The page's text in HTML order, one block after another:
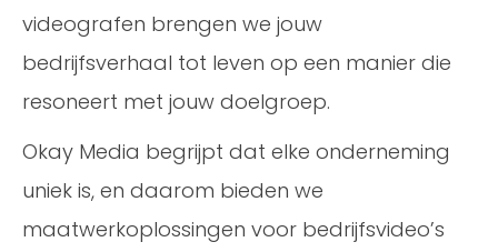
videografen brengen we jouw
bedrijfsverhaal tot leven op een manier die
resoneert met jouw doelgroep.
Okay Media begrijpt dat elke onderneming
uniek is, en daarom bieden we
maatwerkoplossingen voor bedrijfsvideo’s